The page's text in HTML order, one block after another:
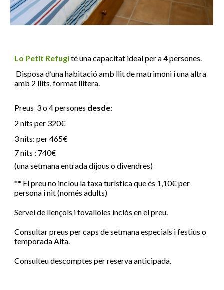
Lo Petit Refugité una capacitat ideal per a4persones.
Disposa d’una habitació amb llit de matrimoni i una altra
amb 2 llits, format llitera.
Preus 3 o 4 persones desde:
2 nits per 320€
3 nits: per465€
7 nits : 740€
(una setmana entrada dijous o divendres)
** El preu no inclou la taxa turística que és 1,10€ per
persona i nit (només adults)
Servei de llençols i tovalloles inclòs en el preu.
Consultar preus per caps de setmana especials i festius o
temporada Alta.
Consulteu descomptes per reserva anticipada.